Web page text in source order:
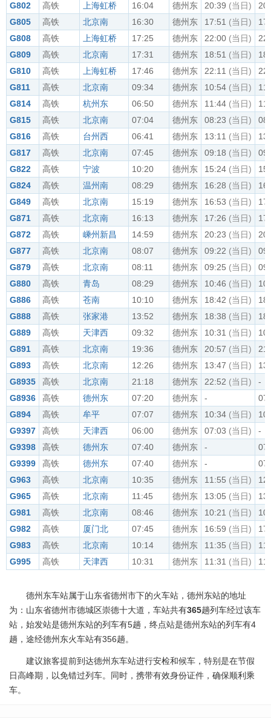
G802
高铁 上海虹桥 16:04 德州东 20:39 (当日)
G805
高铁 北京南 16:30 德州东 17:51 (当日)
G808
高铁 上海虹桥 17:25 德州东 22:00 (当日)
G809
高铁 北京南 17:31 德州东 18:51 (当日)
G810
高铁 上海虹桥 17:46 德州东 22:11 (当日)
G811
高铁 北京南 09:34 德州东 10:54 (当日)
G814
高铁 杭州东 06:50 德州东 11:44 (当日)
G815
高铁 北京南 07:04 德州东 08:23 (当日)
G816
高铁 台州西 06:41 德州东 13:11 (当日)
G817
高铁 北京南 07:45 德州东 09:18 (当日)
G822
高铁 宁波 10:20 德州东 15:24 (当日)
G824
高铁 温州南 08:29 德州东 16:28 (当日)
G849
高铁 北京南 15:19 德州东 16:53 (当日)
G871
高铁 北京南 16:13 德州东 17:26 (当日)
G872
高铁 嵊州新昌 14:59 德州东 20:23 (当日)
G877
高铁 北京南 08:07 德州东 09:22 (当日)
G879
高铁 北京南 08:11 德州东 09:25 (当日)
G880
高铁 青岛 08:29 德州东 10:46 (当日)
G886
高铁 苍南 10:10 德州东 18:42 (当日)
G888
高铁 张家港 13:52 德州东 18:38 (当日)
G889
高铁 天津西 09:32 德州东 10:31 (当日)
G891
高铁 北京南 19:36 德州东 20:57 (当日)
G893
高铁 北京南 12:26 德州东 13:47 (当日)
G8935
高铁 北京南 21:18 德州东 22:52 (当日)
-
G8936
高铁 德州东 07:20 德州东 -
G894
高铁 牟平 07:07 德州东 10:34 (当日)
G9397
高铁 天津西 06:00 德州东 07:03 (当日)
-
G9398
高铁 德州东 07:40 德州东 -
G9399
高铁 德州东 07:40 德州东 -
G963
高铁 北京南 10:35 德州东 11:55 (当日)
G965
高铁 北京南 11:45 德州东 13:05 (当日)
G981
高铁 北京南 08:46 德州东 10:21 (当日)
G982
高铁 厦门北 07:45 德州东 16:59 (当日)
G983
高铁 北京南 10:14 德州东 11:35 (当日)
G995
高铁 天津西 10:31 德州东 11:31 (当日)
德州东车站属于山东省德州市下的火车站，德州东站的地址
为：山东省德州市德城区崇德十大道，车站共有365趟列车经过该车
站，始发站是德州东站的列车有5趟，终点站是德州东站的列车有4
趟，途经德州东火车站有356趟。
建议旅客提前到达德州东车站进行安检和候车，特别是在节假
日高峰期，以免错过列车。同时，携带有效身份证件，确保顺利乘
车。